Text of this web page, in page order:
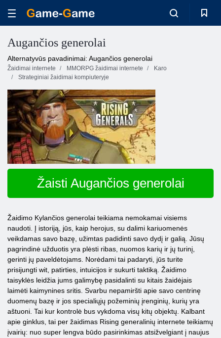
Augančios generolai
Alternatyvūs pavadinimai: Augančios generolai
Žaidimai internete MMORPG žaidimai internete
Karo
Strateginiai žaidimai kompiuteryje
Žaisti Augančios generolai
Žaidimo Kylančios generolai teikiama nemokamai visiems
naudoti. Į istoriją, jūs, kaip herojus, su dalimi kariuomenės
veikdamas savo bazę, užimtas padidinti savo dydį ir galią. Jūsų
pagrindinė užduotis yra plėsti ribas, nuomos karių ir jų turinį,
gerinti jų paveldėtojams. Norėdami tai padaryti, jūs turite
prisijungti wit, patirties, intuicijos ir sukurti taktiką. Žaidimo
taisyklės leidžia jums galimybę pasidalinti su kitais žaidėjais
laimėti kaimynines sritis. Svarbu nepamiršti apie savo centrinę
duomenų bazę ir jos specialiųjų požeminių įrenginių, kurių yra
aštuoni. Tai kur kontrolė bus vykdoma visų kitų objektų. Kalbant
apie ginklus, tai per žaidimas Rising generalinių internete teikiamų
įvairių: nuo super lengva būdo pasirinkimas atsižvelgiant į naujus